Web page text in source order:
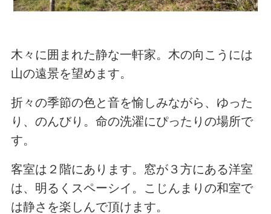
木々に囲まれた静な一軒家。木の向こうには
山の遠景を望めます。
折々の季節の色と音を愉しみながら、ゆった
り、のんびり。命の洗濯にぴったりの場所で
す。
客室は２階にあります。窓が３方にある洋室
は、明るくスペーシイ。こじんまりの和室で
は静さを楽しんで頂けます。